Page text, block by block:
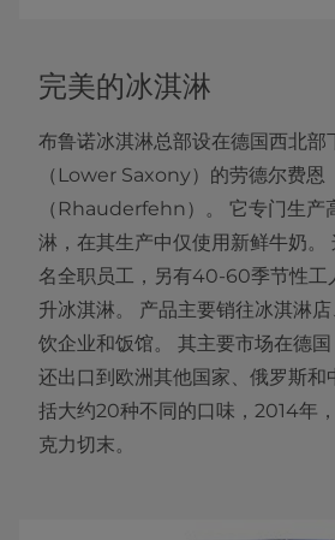
完美的冰淇淋
布鲁诺冰淇淋总部设在德国西北部
（Lower Saxony）的劳德尔费恩
（Rhauderfehn）。 它专门生产
淋，在其生产中仅使用新鲜牛奶
名全职员工，另有40-60季节性
升冰淇淋。 产品主要销往冰淇淋
饮企业和饭馆。 其主要市场在德
还出口到欧洲其他国家、俄罗斯和
括大约20种不同的口味，2014年
克力切末。